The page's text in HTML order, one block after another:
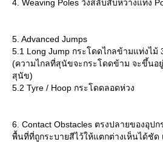
4. Weaving Poles วิ่งสลับสับหว่างแท่ง
5. Advanced Jumps
5.1 Long Jump กระโดดไกลข้ามแท่งไ
(ความไกลที่สุนัขจะกระโดดข้าม จะขึ้นอ
สุนัข)
5.2 Tyre / Hoop กระโดดลอดห่วง
6. Contact Obstacles ตรงปลายของอุป
พื้นที่ที่ถูกระบายสีไว้ให้แตกต่างเห็นได้ชัด